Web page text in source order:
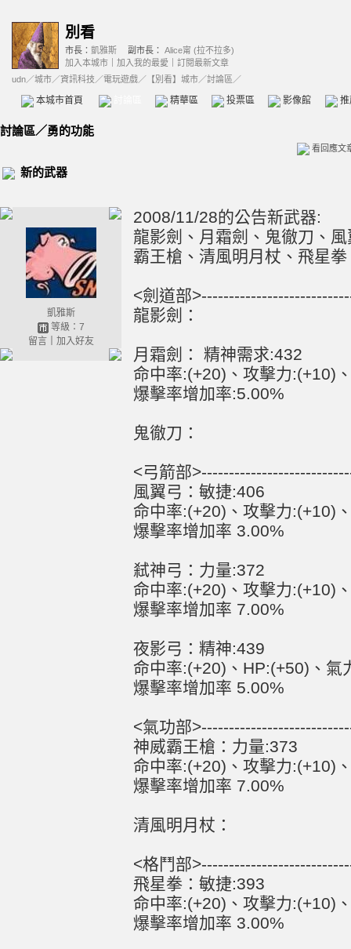
別看
市長： 凱雅斯 副市長： Alice甯 (拉不拉多)
加入本城市
加入我的最愛
訂閱最新文章
udn／城市／資訊科技 ／電玩遊戲／ 【別看】城市／討論區／
本城市首頁 精華區 投票區 影像館
討論區／勇的功能
看回應文
新的武器
凱雅斯
等級：7
留言｜ 加入好友
2008/11/28的公告新武器:
龍影劍、月霜劍、鬼徹刀、
霸王槍、清風明月杖、飛星
<劍道部
龍影劍：
月霜劍： 精神需求:432
命中率:(+20)、攻擊力:(+10)
爆擊率增加率:5.00%
鬼徹刀：
<弓箭部
風翼弓：敏捷:406
命中率:(+20)、攻擊力:(+10)
爆擊率增加率 3.00%
弒神弓：力量:372
命中率:(+20)、攻擊力:(+10)
爆擊率增加率 7.00%
夜影弓：精神:439
命中率:(+20)、HP:(+50)、氣
爆擊率增加率 5.00%
<氣功部
神威霸王槍：力量:373
命中率:(+20)、攻擊力:(+10)
爆擊率增加率 7.00%
清風明月杖：
<格鬥部
飛星拳：敏捷:393
命中率:(+20)、攻擊力:(+10)
爆擊率增加率 3.00%